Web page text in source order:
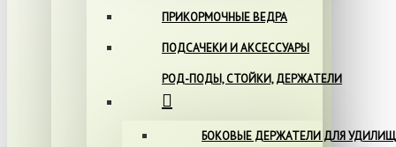
ПРИКОРМОЧНЫЕ ВЕДРА
ПОДСАЧЕКИ И АКСЕССУАРЫ
РОД-ПОДЫ, СТОЙКИ, ДЕРЖАТЕЛИ
БОКОВЫЕ ДЕРЖАТЕЛИ ДЛЯ УДИЛИЩ